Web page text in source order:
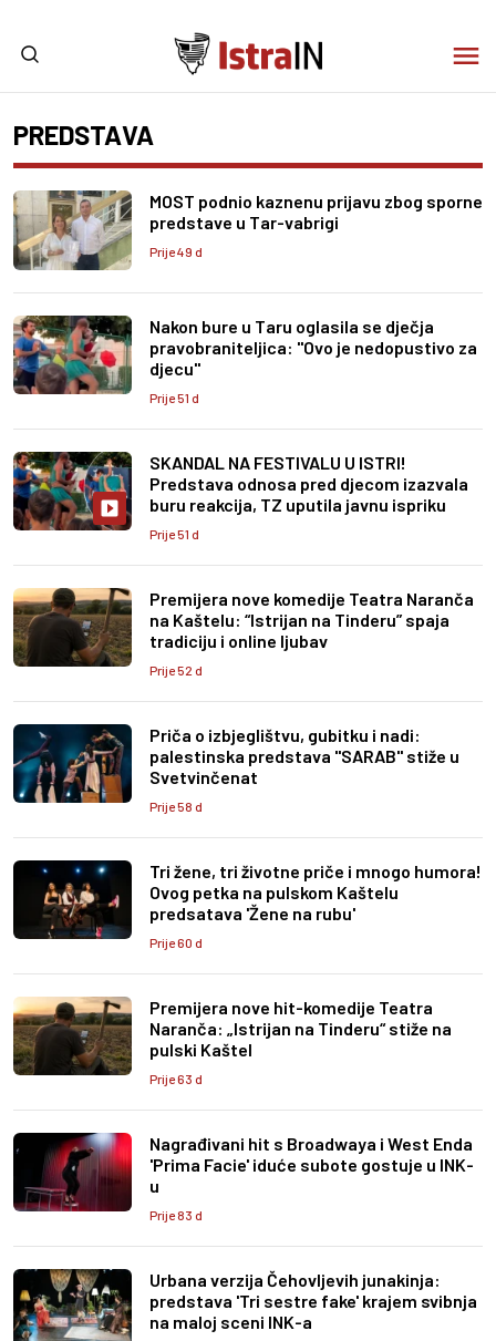
PREDSTAVA
MOST podnio kaznenu prijavu zbog sporne
predstave u Tar-vabrigi
Prije 49 d
Nakon bure u Taru oglasila se dječja
pravobraniteljica: "Ovo je nedopustivo za
djecu"
Prije 51 d
SKANDAL NA FESTIVALU U ISTRI!
Predstava odnosa pred djecom izazvala
buru reakcija, TZ uputila javnu ispriku
Prije 51 d
Premijera nove komedije Teatra Naranča
na Kaštelu: “Istrijan na Tinderu” spaja
tradiciju i online ljubav
Prije 52 d
Priča o izbjeglištvu, gubitku i nadi:
palestinska predstava "SARAB" stiže u
Svetvinčenat
Prije 58 d
Tri žene, tri životne priče i mnogo humora!
Ovog petka na pulskom Kaštelu
predsatava 'Žene na rubu'
Prije 60 d
Premijera nove hit-komedije Teatra
Naranča: „Istrijan na Tinderu“ stiže na
pulski Kaštel
Prije 63 d
Nagrađivani hit s Broadwaya i West Enda
'Prima Facie' iduće subote gostuje u INK-
u
Prije 83 d
Urbana verzija Čehovljevih junakinja:
predstava 'Tri sestre fake' krajem svibnja
na maloj sceni INK-a